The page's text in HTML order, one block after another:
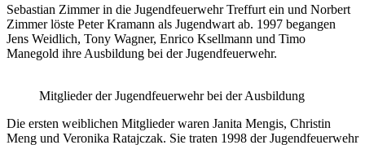
Sebastian Zimmer in die Jugendfeuerwehr Treffurt ein und Norbert
Zimmer löste Peter Kramann als Jugendwart ab. 1997 begangen
Jens Weidlich, Tony Wagner, Enrico Ksellmann und Timo
Manegold ihre Ausbildung bei der Jugendfeuerwehr.
Mitglieder der Jugendfeuerwehr bei der Ausbildung
Die ersten weiblichen Mitglieder waren Janita Mengis, Christin
Meng und Veronika Ratajczak. Sie traten 1998 der Jugendfeuerwehr